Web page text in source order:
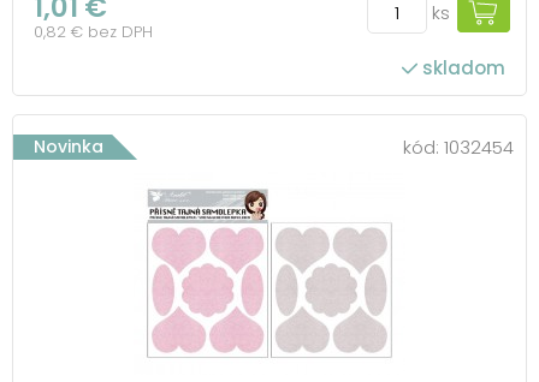
určený. 4. Stačí zotrieť vrchnú vrstvu a tajomstvo je
odhalené. Rozmer: 8 × 18,5 cm ...
0,82 € bez DPH
ks
skladom
Novinka kód: 1032454